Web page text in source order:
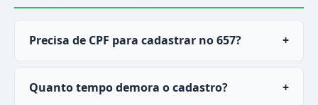
Precisa de CPF para cadastrar no 657?
+
identidade e para processar saques via PIX com
Quanto tempo demora o cadastro?
+